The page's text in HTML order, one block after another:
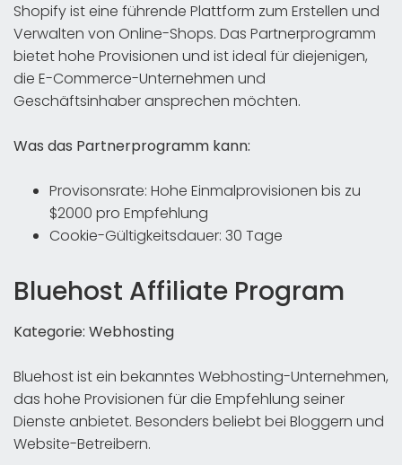
Shopify ist eine führende Plattform zum Erstellen und
Verwalten von Online-Shops. Das Partnerprogramm
bietet hohe Provisionen und ist ideal für diejenigen,
die E-Commerce-Unternehmen und
Geschäftsinhaber ansprechen möchten.
Was das Partnerprogramm kann:
Provisonsrate: Hohe Einmalprovisionen bis zu
$2000 pro Empfehlung
Cookie-Gültigkeitsdauer: 30 Tage
Bluehost Affiliate Program
Kategorie: Webhosting
Bluehost ist ein bekanntes Webhosting-Unternehmen,
das hohe Provisionen für die Empfehlung seiner
Dienste anbietet. Besonders beliebt bei Bloggern und
Website-Betreibern.